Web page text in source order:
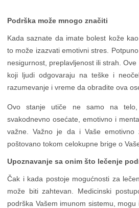
Podrška može mnogo značiti
Kada saznate da imate bolest kože
to može izazvati emotivni stres.
nesigurnost, preplavljenost ili strah.
koji ljudi odgovaraju na teške i
razumevanje i vreme da obradite ova
Ovo stanje utiče ne samo na
svakodnevno osećate, emotivno i
važne. Važno je da i Vaše emotivno
poštovano tokom celokupne brige o
Upoznavanje sa onim što lečenje
Čak i kada postoje mogućnosti za
može biti zahtevan. Medicinski
podrška Vašem imunom sistemu,